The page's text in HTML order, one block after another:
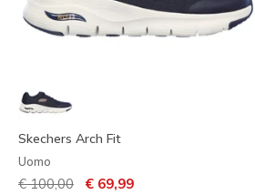
Skechers Arch Fit
Uomo
Prezzo ridotto da
€ 100,00 per
€ 69,99